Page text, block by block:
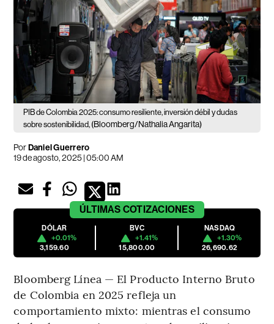
PIB de Colombia 2025: consumo resiliente, inversión débil y dudas
sobre sostenibilidad, (Bloomberg/Nathalia Angarita)
PorDaniel Guerrero
19 de agosto, 2025 | 05:00 AM
ÚLTIMAS COTIZACIONES
DÓLAR
+0.01%
3,159.60
BVC
+1.41%
15,800.00
NASDAQ
+1.30%
26,690.62
Bloomberg Línea — El Producto Interno Bruto
de Colombia en 2025 refleja un
comportamiento mixto: mientras el consumo